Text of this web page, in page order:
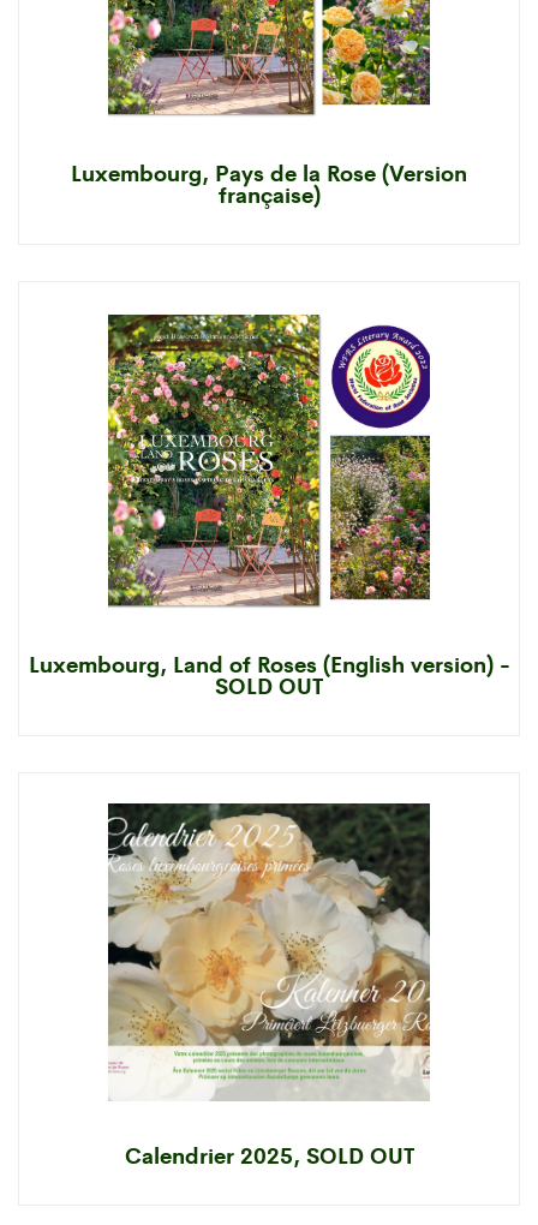
Luxembourg, Pays de la Rose (Version
française)
Luxembourg, Land of Roses (English version) -
SOLD OUT
Calendrier 2025, SOLD OUT